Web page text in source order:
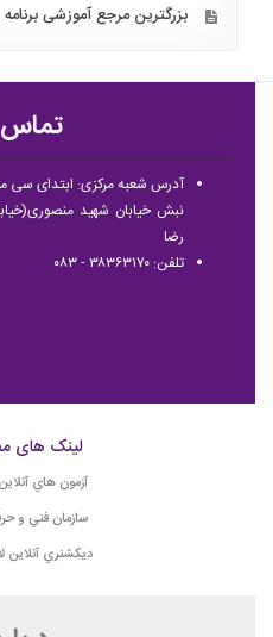
بزرگترین مرجع آموزشی
تماس
آدرس شعبه مرکزی: ابتدای سی
رضا
تلفن: ۳۸۳۶۳۱۷۰ - ۰۸۳
لینک های
آزمون هاي
سازمان فني و
ديكشنري آنلاين